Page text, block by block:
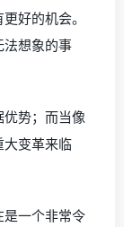
好的机会。
法想象的事
势；而当像
大变革来临
一个非常令